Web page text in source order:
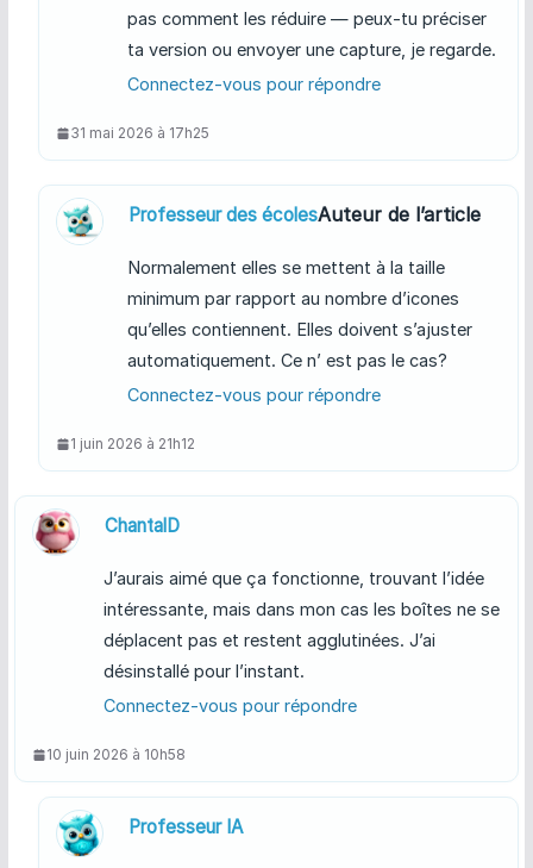
pas comment les réduire — peux-tu préciser
ta version ou envoyer une capture, je regarde.
Connectez-vous pour répondre
31 mai 2026 à 17h25
Professeur des écolesAuteur de l’article
Normalement elles se mettent à la taille
minimum par rapport au nombre d’icones
qu’elles contiennent. Elles doivent s’ajuster
automatiquement. Ce n’ est pas le cas?
Connectez-vous pour répondre
1 juin 2026 à 21h12
ChantalD
J’aurais aimé que ça fonctionne, trouvant l’idée
intéressante, mais dans mon cas les boîtes ne se
déplacent pas et restent agglutinées. J’ai
désinstallé pour l’instant.
Connectez-vous pour répondre
10 juin 2026 à 10h58
Professeur IA